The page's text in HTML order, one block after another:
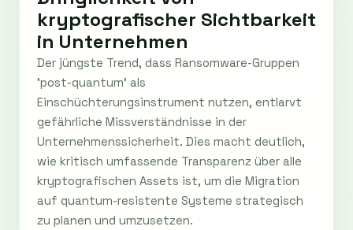
kryptografischer Sichtbarkeit
in Unternehmen
Der jüngste Trend, dass Ransomware-Gruppen
'post-quantum' als
Einschüchterungsinstrument nutzen, entlarvt
gefährliche Missverständnisse in der
Unternehmenssicherheit. Dies macht deutlich,
wie kritisch umfassende Transparenz über alle
kryptografischen Assets ist, um die Migration
auf quantum-resistente Systeme strategisch
zu planen und umzusetzen.